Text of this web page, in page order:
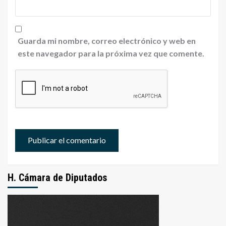
Guarda mi nombre, correo electrónico y web en
este navegador para la próxima vez que comente.
H. Cámara de Diputados